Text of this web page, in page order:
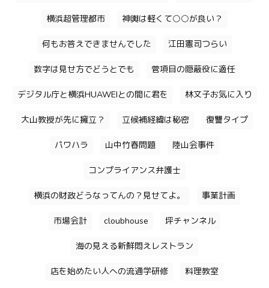
横浜超管理都市 神輿は軽くて○○が良い？
何もお答えできませんでした 江田憲司つらい
数字は見せ方でどうとでも 菅項目の隠蔽役に適任
デジタル庁と横浜HUAWEIとの間に君を 林文子お気に入り
大山教授が先に擁立？ 立候補経緯は秘密 復讐タイプ
パワハラ 山中竹春問題 陸山会事件
コンプライアンス弁護士
横浜の財政どうなってんの？見せてよ。 事業計画
市場会計 cloubhouse 坪チャンネル
海の見える新鮮悶えレストラン
店を始めたい人への流通学研修 料理教室